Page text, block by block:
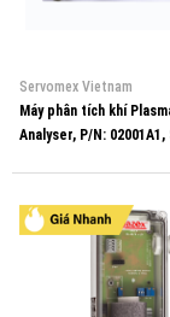
Servomex Vietnam
Máy phân tích khí
Analyser, P/N: